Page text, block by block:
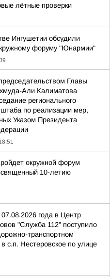
лётные проверки
Ингушетии обсудили
форуму "Юнармии"
Главы
Али Калиматова
регионального
по реализации мер,
Указом Президента
окружной форум
10-летию
года в Центр
"Служба 112" поступило
транспортном
с.п. Нестеровское по улице